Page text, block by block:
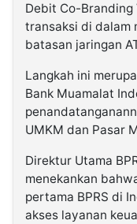
Debit Co-Branding
transaksi di dalam
batasan jaringan
Langkah ini
Bank Muamalat
UMKM dan Pasar
Direktur Utama
menekankan
pertama BPRS di
akses layanan